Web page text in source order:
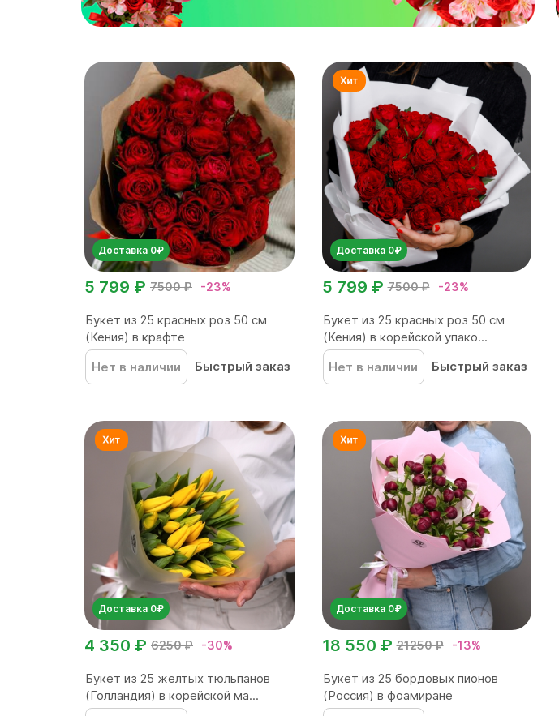
Доставка 0₽
7500 ₽ -23%
5 799 ₽
Букет из 25 красных роз 50 см
(Кения) в крафте
Нет в наличии
Быстрый заказ
Доставка 0₽
7500 ₽ -23%
5 799 ₽
Букет из 25 красных роз 50 см
(Кения) в корейской упако...
Нет в наличии
Быстрый заказ
Доставка 0₽
6250 ₽ -30%
4 350 ₽
Букет из 25 желтых тюльпанов
(Голландия) в корейской ма...
Доставка 0₽
21250 ₽ -13%
18 550 ₽
Букет из 25 бордовых пионов
(Россия) в фоамиране